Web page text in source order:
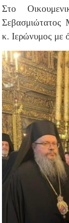
Στο
Σεβασμιώτατος
κ. Ιερώνυμος με